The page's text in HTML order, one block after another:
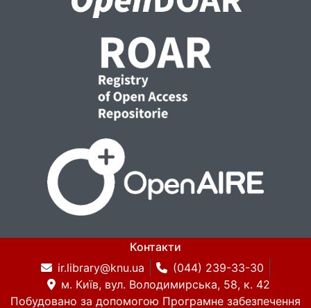
Контакти
ir.library@knu.ua
(044) 239-33-30
м. Київ, вул. Володимирська, 58, к. 42
Побудовано за допомогою Програмне забезпечення